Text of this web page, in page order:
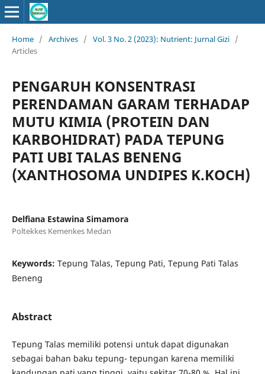
Home / Archives / Vol. 3 No. 2 (2023): Nutrient: Jurnal Gizi /
Articles
PENGARUH KONSENTRASI
PERENDAMAN GARAM TERHADAP
MUTU KIMIA (PROTEIN DAN
KARBOHIDRAT) PADA TEPUNG
PATI UBI TALAS BENENG
(XANTHOSOMA UNDIPES K.KOCH)
Delfiana Estawina Simamora
Poltekkes Kemenkes Medan
Keywords: Tepung Talas, Tepung Pati, Tepung Pati Talas
Beneng
Abstract
Tepung Talas memiliki potensi untuk dapat digunakan
sebagai bahan baku tepung- tepungan karena memiliki